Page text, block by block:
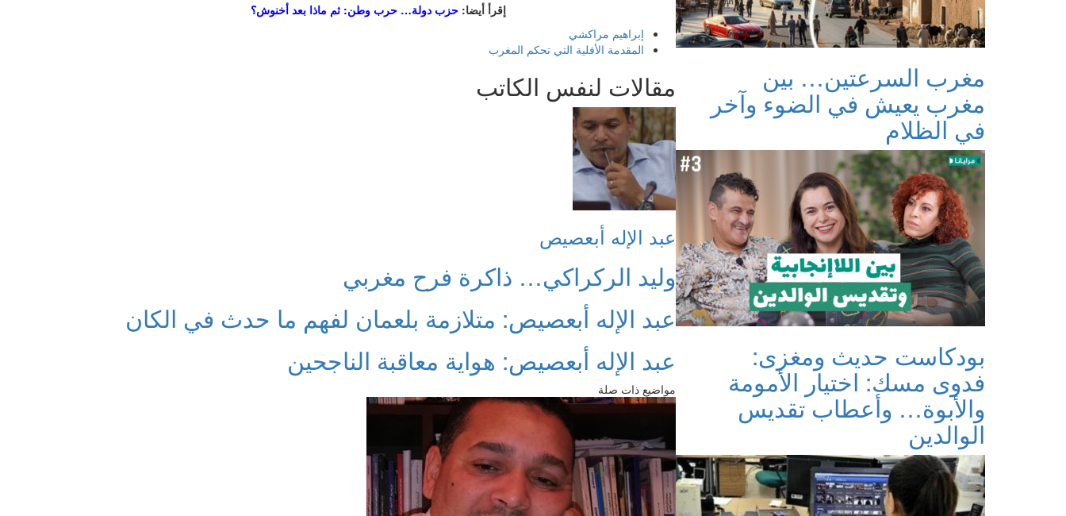
إقرأ أيضا: حزب دولة… حرب وطن: ثم ماذا بعد أخنوش؟
إبراهيم مراكشي
المقدمة الأفلية التي تحكم المغرب
مقالات لنفس الكاتب
عبد الإله أبعصيص
وليد الركراكي… ذاكرة فرح مغربي
عبد الإله أبعصيص: متلازمة بلعمان لفهم ما حدث في الكان
عبد الإله أبعصيص: هواية معاقبة الناجحين
مواضيع ذات صلة
مغرب السرعتين… بين
مغرب يعيش في الضوء وآخر
في الظلام
بودكاست حديث ومغزى:
فدوى مسك: اختيار الأمومة
والأبوة… وأعطاب تقديس
الوالدين